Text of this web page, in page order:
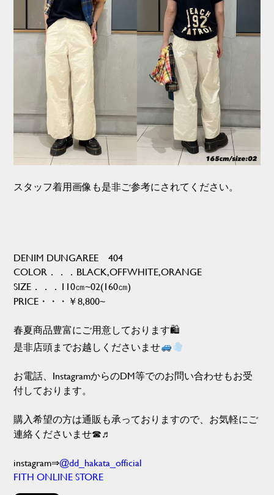
スタッフ着用画像も是非ご参考にされてください。
DENIM DUNGAREE 404
COLOR．．．BLACK,OFFWHITE,ORANGE
SIZE．．．110㎝~02(160㎝)
PRICE・・・￥8,800~
春夏商品豊富にご用意しております🛍
是非店頭までお越しくださいませ
お電話、InstagramからのDM等でのお問い合わせもお受
付しております。
購入希望の方は通販も承っておりますので、お気軽にご
連絡くださいませ☎♬
instagram⇒@dd_hakata_official
FITH ONLINE STORE